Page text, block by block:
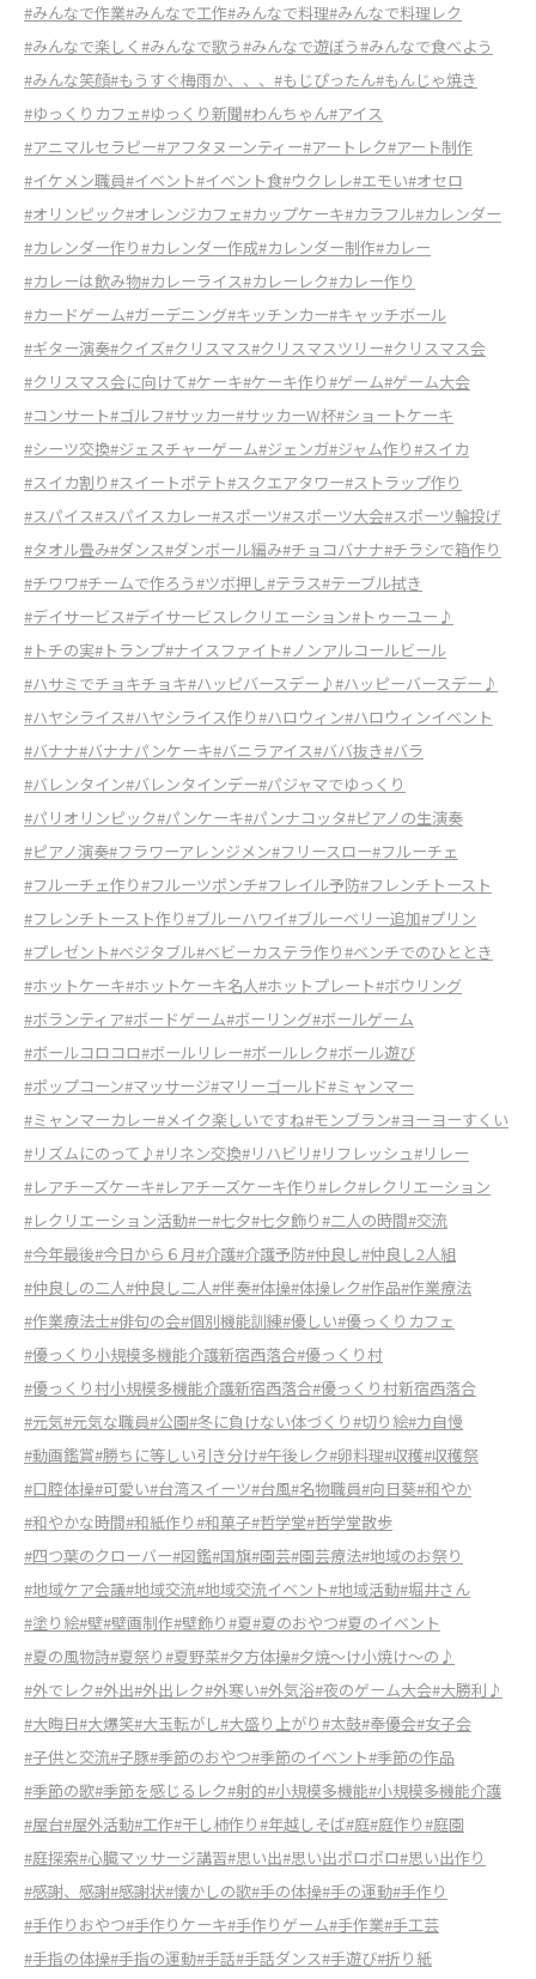
#みんなで作業#みんなで工作#みんなで料理#みんなで料理レク
#みんなで楽しく #みんなで歌う#みんなで遊ぼう#みんなで食べよう
#みんな笑顔#もうすぐ梅雨か、、、 #もじぴったん#もんじゃ焼き
#ゆっくりカフェ#ゆっくり新聞#わんちゃん#アイス
#アニマルセラピー#アフタヌーンティー#アートレク#アート制作
#イケメン職員#イベント#イベント食#ウクレレ#エモい#オセロ
#オリンピック#オレンジカフェ#カップケーキ#カラフル#カレンダー
#カレンダー作り#カレンダー作成#カレンダー制作#カレー
#カレーは飲み物#カレーライス#カレーレク#カレー作り
#カードゲーム#ガーデニング#キッチンカー#キャッチボール
#ギター演奏#クイズ#クリスマス#クリスマスツリー#クリスマス会
#クリスマス会に向けて#ケーキ#ケーキ作り#ゲーム#ゲーム大会
#コンサート#ゴルフ#サッカー#サッカーW杯#ショートケーキ
#シーツ交換#ジェスチャーゲーム#ジェンガ#ジャム作り#スイカ
#スイカ割り#スイートポテト#スクエアタワー#ストラップ作り
#スパイス#スパイスカレー#スポーツ#スポーツ大会#スポーツ輪投げ
#タオル畳み#ダンス#ダンボール編み#チョコバナナ#チラシで箱作り
#チワワ#チームで作ろう#ツボ押し#テラス#テーブル拭き
#デイサービス#デイサービスレクリエーション#トゥーユー♪
#トチの実#トランプ#ナイスファイト#ノンアルコールビール
#ハサミでチョキチョキ#ハッピバースデー♪#ハッピーバースデー♪
#ハヤシライス#ハヤシライス作り#ハロウィン#ハロウィンイベント
#バナナ#バナナパンケーキ#バニラアイス#ババ抜き#バラ
#バレンタイン#バレンタインデー#パジャマでゆっくり
#パリオリンピック#パンケーキ#パンナコッタ#ピアノの生演奏
#ピアノ演奏#フラワーアレンジメン#フリースロー#フルーチェ
#フルーチェ作り#フルーツポンチ#フレイル予防#フレンチトースト
#フレンチトースト作り#ブルーハワイ#ブルーベリー追加#プリン
#プレゼント#ベジタブル#ベビーカステラ作り#ベンチでのひととき
#ホットケーキ#ホットケーキ名人#ホットプレート#ボウリング
#ボランティア#ボードゲーム#ボーリング#ボールゲーム
#ボールコロコロ#ボールリレー#ボールレク#ボール遊び
#ポップコーン#マッサージ#マリーゴールド#ミャンマー
#ミャンマーカレー#メイク楽しいですね#モンブラン#ヨーヨーすくい
#リズムにのって♪#リネン交換#リハビリ#リフレッシュ#リレー
#レアチーズケーキ#レアチーズケーキ作り#レク#レクリエーション
#レクリエーション活動#ー#七夕#七夕飾り#二人の時間#交流
#今年最後#今日から６月#介護#介護予防#仲良し#仲良し2人組
#仲良しの二人#仲良し二人#伴奏#体操#体操レク#作品#作業療法
#作業療法士#俳句の会#個別機能訓練#優しい#優っくりカフェ
#優っくり小規模多機能介護新宿西落合#優っくり村
#優っくり村小規模多機能介護新宿西落合#優っくり村新宿西落合
#元気#元気な職員#公園#冬に負けない体づくり#切り絵#力自慢
#動画鑑賞#勝ちに等しい引き分け#午後レク#卵料理#収穫#収穫祭
#口腔体操#可愛い#台湾スイーツ#台風#名物職員#向日葵#和やか
#和やかな時間#和紙作り#和菓子#哲学堂#哲学堂散歩
#四つ葉のクローバー#図鑑#国旗#園芸#園芸療法#地域のお祭り
#地域ケア会議#地域交流#地域交流イベント#地域活動#堀井さん
#塗り絵#壁#壁画制作#壁飾り#夏#夏のおやつ#夏のイベント
#夏の風物詩#夏祭り#夏野菜#夕方体操#夕焼〜け小焼け〜の♪
#外でレク#外出#外出レク#外寒い#外気浴#夜のゲーム大会#大勝利♪
#大晦日#大爆笑#大玉転がし#大盛り上がり#太鼓#奉優会#女子会
#子供と交流#子豚#季節のおやつ#季節のイベント#季節の作品
#季節の歌#季節を感じるレク#射的#小規模多機能#小規模多機能介護
#屋台#屋外活動#工作#干し柿作り#年越しそば#庭#庭作り#庭園
#庭探索#心臓マッサージ講習#思い出#思い出ポロポロ#思い出作り
#感謝、感謝#感謝状#懐かしの歌#手の体操#手の運動#手作り
#手作りおやつ#手作りケーキ#手作りゲーム#手作業#手工芸
#手指の体操#手指の運動#手話#手話ダンス#手遊び#折り紙